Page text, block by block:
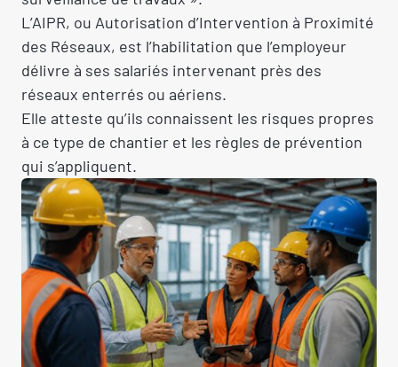
L’AIPR, ou Autorisation d’Intervention à Proximité
des Réseaux, est l’habilitation que l’employeur
délivre à ses salariés intervenant près des
réseaux enterrés ou aériens.
Elle atteste qu’ils connaissent les risques propres
à ce type de chantier et les règles de prévention
qui s’appliquent.